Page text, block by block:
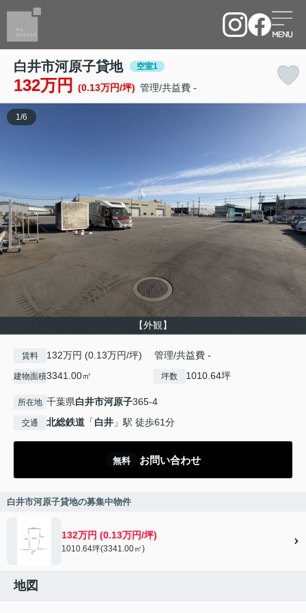
白井市河原子貸地 空室1
132万円 (0.13万円/坪) 管理/共益費 -
【外観】
1 /6
賃料 132万円 (0.13万円/坪) 管理/共益費 -
建物面積3341.00㎡ 坪数 1010.64坪
所在地 千葉県白井市河原子365-4
交通 北総鉄道 「白井 」駅 徒歩61分
無料 お問い合わせ
白井市河原子貸地の募集中物件
132万円 (0.13万円/坪)
1010.64坪(3341.00㎡)
地図